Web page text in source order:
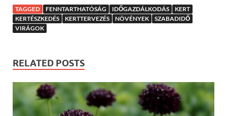
TAGGED FENNTARTHATÓSÁG IDŐGAZDÁLKODÁS
KERT
KERTÉSZKEDÉS
KERTTERVEZÉS NÖVÉNYEK
SZABADIDŐ
VIRÁGOK
RELATED POSTS